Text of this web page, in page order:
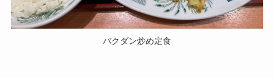
バクダン炒め定食